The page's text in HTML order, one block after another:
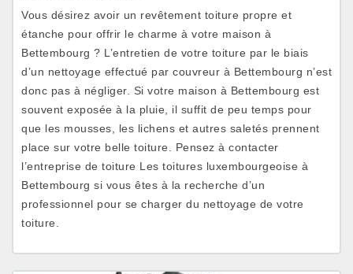
Vous désirez avoir un revêtement toiture propre et
étanche pour offrir le charme à votre maison à
Bettembourg ? L’entretien de votre toiture par le biais
d’un nettoyage effectué par couvreur à Bettembourg n’est
donc pas à négliger. Si votre maison à Bettembourg est
souvent exposée à la pluie, il suffit de peu temps pour
que les mousses, les lichens et autres saletés prennent
place sur votre belle toiture. Pensez à contacter
l’entreprise de toiture Les toitures luxembourgeoise à
Bettembourg si vous êtes à la recherche d’un
professionnel pour se charger du nettoyage de votre
toiture.